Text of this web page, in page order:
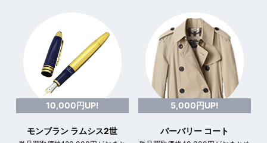
10,000円UP!
モンブラン ラムシス2世
5,000円UP!
バーバリー コート